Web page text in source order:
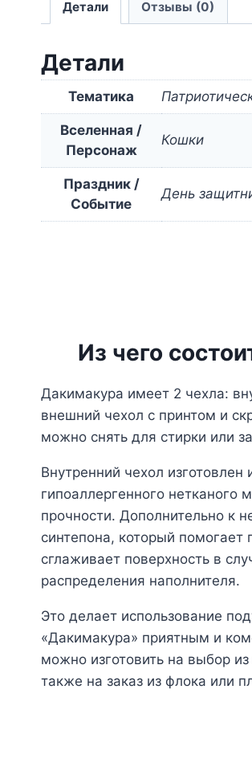
Детали Отзывы (0)
Детали
Тематика
Вселенная /
Персонаж
Кошки
Праздник /
Событие
День
Из чего
Дакимакура имеет 2 чехла:
внешний чехол с принтом и
можно снять для стирки или
Внутренний чехол изготовлен
гипоаллергенного нетканого
прочности. Дополнительно к
синтепона, который
сглаживает поверхность в
распределения наполнителя.
Это делает использование
«Дакимакура» приятным и
можно изготовить на выбор
также на заказ из флока или